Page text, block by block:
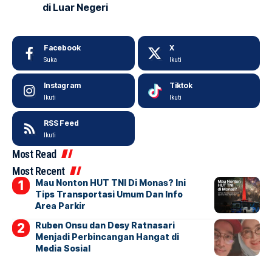
di Luar Negeri
Facebook
Suka
X
Ikuti
Instagram
Ikuti
Tiktok
Ikuti
RSS Feed
Ikuti
Most Read
Most Recent
Mau Nonton HUT TNI Di Monas? Ini
Tips Transportasi Umum Dan Info
Area Parkir
Ruben Onsu dan Desy Ratnasari
Menjadi Perbincangan Hangat di
Media Sosial